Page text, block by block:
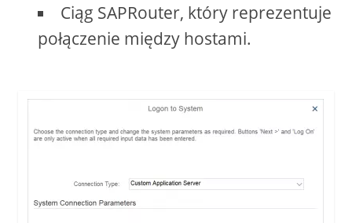
Ciąg SAPRouter, który reprezentuje
połączenie między hostami.